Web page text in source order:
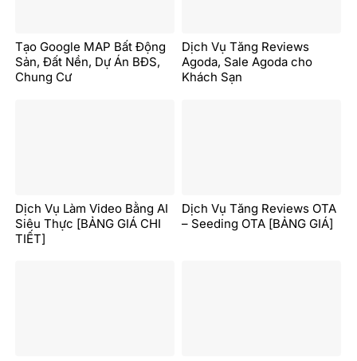
Tạo Google MAP Bất Động
Sản, Đất Nền, Dự Án BĐS,
Chung Cư
Dịch Vụ Tăng Reviews
Agoda, Sale Agoda cho
Khách Sạn
Dịch Vụ Làm Video Bằng AI
Siêu Thực [BẢNG GIÁ CHI
TIẾT]
Dịch Vụ Tăng Reviews OTA
– Seeding OTA [BẢNG GIÁ]